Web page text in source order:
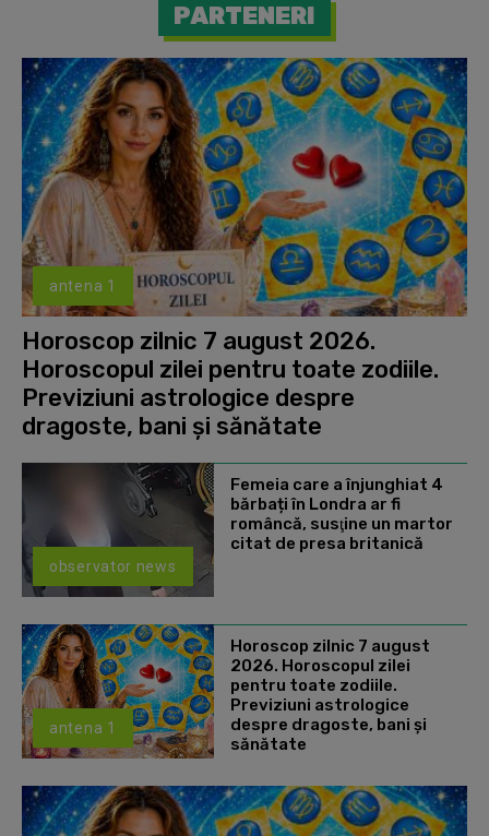
PARTENERI
antena 1
Horoscop zilnic 7 august 2026.
Horoscopul zilei pentru toate zodiile.
Previziuni astrologice despre
dragoste, bani și sănătate
observator news
Femeia care a înjunghiat 4
bărbați în Londra ar fi
româncă, susţine un martor
citat de presa britanică
antena 1
Horoscop zilnic 7 august
2026. Horoscopul zilei
pentru toate zodiile.
Previziuni astrologice
despre dragoste, bani și
sănătate